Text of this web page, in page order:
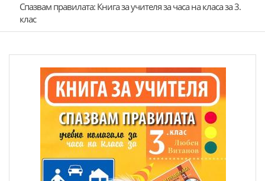
Спазвам правилата: Книга за учителя за часа на класа за 3.
клас